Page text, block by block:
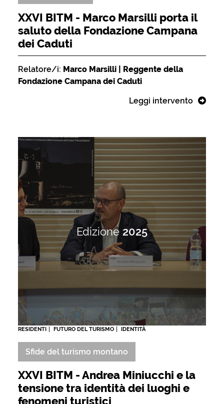
XXVI BITM - Marco Marsilli porta il
saluto della Fondazione Campana
dei Caduti
Relatore/i: Marco Marsilli | Reggente della
Fondazione Campana dei Caduti
Leggi intervento
Edizione 2025
RESIDENTI FUTURO DEL TURISMO IDENTITÀ
Sfide del turismo montano
XXVI BITM - Andrea Miniucchi e la
tensione tra identità dei luoghi e
fenomeni turistici